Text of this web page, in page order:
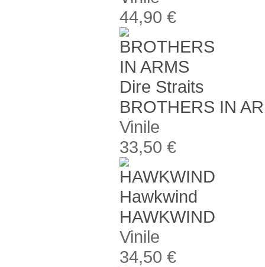
44,90 €
Dire Straits
BROTHERS IN
Vinile
33,50 €
Hawkwind
HAWKWIND
Vinile
34,50 €